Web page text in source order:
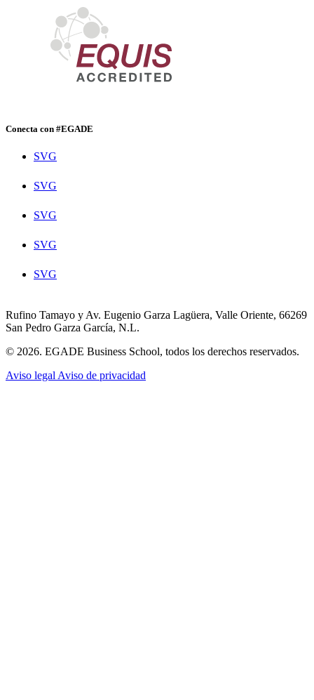
Conecta con #EGADE
SVG
SVG
SVG
SVG
SVG
Rufino Tamayo y Av. Eugenio Garza Lagüera, Valle Oriente, 66269
San Pedro Garza García, N.L.
© 2026. EGADE Business School, todos los derechos reservados.
Aviso legal Aviso de privacidad